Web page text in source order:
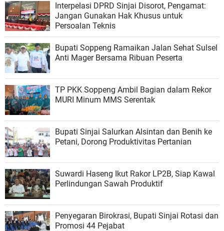
Interpelasi DPRD Sinjai Disorot, Pengamat:
Jangan Gunakan Hak Khusus untuk
Persoalan Teknis
Bupati Soppeng Ramaikan Jalan Sehat Sulsel
Anti Mager Bersama Ribuan Peserta
TP PKK Soppeng Ambil Bagian dalam Rekor
MURI Minum MMS Serentak
Bupati Sinjai Salurkan Alsintan dan Benih ke
Petani, Dorong Produktivitas Pertanian
Suwardi Haseng Ikut Rakor LP2B, Siap Kawal
Perlindungan Sawah Produktif
Penyegaran Birokrasi, Bupati Sinjai Rotasi dan
Promosi 44 Pejabat